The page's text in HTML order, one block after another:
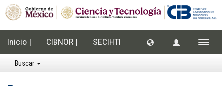
Inicio | CIBNOR | SECIHTI
Buscar